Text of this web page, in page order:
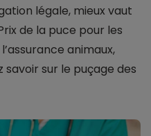
légale, mieux vaut
de la puce pour les
animaux,
sur le puçage des